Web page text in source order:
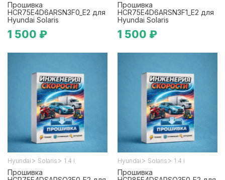
Прошивка
HCR75E4D6ARSN3F0_E2 для
Hyundai Solaris
1 500 ₽
Прошивка
HCR75E4D6ARSN3F1_E2 для
Hyundai Solaris
1 500 ₽
Hyundai > Solaris > 1.4 i
Прошивка
Hyundai > Solaris > 1.4 i
Прошивка